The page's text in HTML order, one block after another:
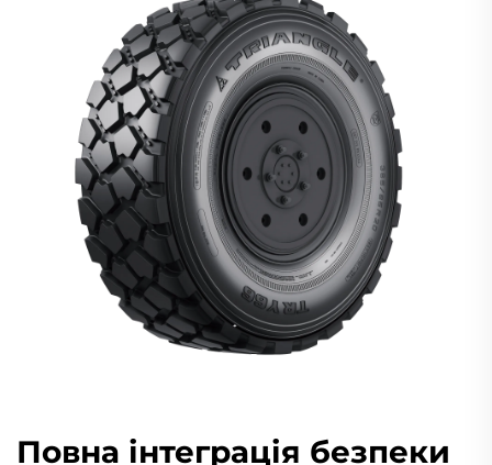
Повна інтеграція безпеки